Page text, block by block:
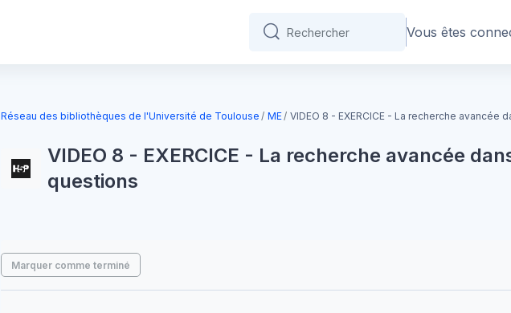
Rechercher
Rechercher Vous êtes
Réseau des bibliothèques de l'Université de Toulouse ME VIDEO 8 - EXERCICE - La recherche avancée
VIDEO 8 - EXERCICE - La recherche avancée
questions
Conditions d’achèvement
Marquer comme terminé